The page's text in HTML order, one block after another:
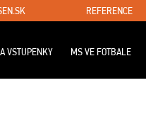
REFERENCE
VSTUPENKY MS VE FOTBALE